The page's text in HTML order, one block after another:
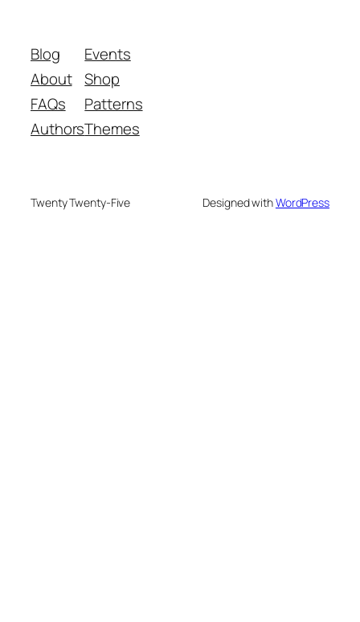
Blog
About
FAQs
Authors
Events
Shop
Patterns
Themes
Twenty Twenty-Five Designed withWordPress